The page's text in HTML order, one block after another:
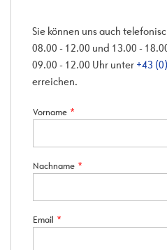
Sie können uns auch
08.00 - 12.00 und 13.00 -
09.00 - 12.00 Uhr unter +43
erreichen.